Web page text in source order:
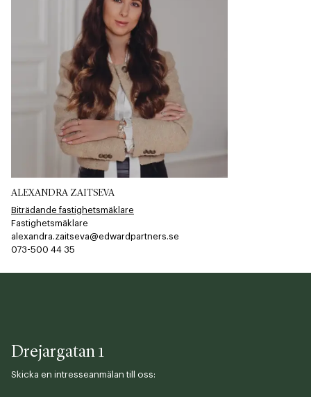
ALEXANDRA ZAITSEVA
Biträdande fastighetsmäklare
Fastighetsmäklare
alexandra.zaitseva@edwardpartners.se
073-500 44 35​​​​‌ ‍ ​‍​‍‌‍ ‌ ​‍‌‍‍‌‌‍‌ ‌‍‍‌‌‍ ‍​‍​‍​ ‍‍​‍​‍‌ ​ ‌‍​‌‌‍ ‍‌‍‍‌‌ ‌​‌ ‍‌​‍ ‍‌‍‍‌‌‍ ​‍​‍​‍ ​​‍​‍‌‍‍​‌ ​‍‌‍‌‌‌‍‌‍​‍​‍​ ‍‍​‍​‍​‍ ‌ ​ ‌ ‌​‌ ‌‌‌‍‌​‌‍‍‌‌‍ ​‍ ‌‍‍‌‌‍ ‍‌ ‌​‌‍‌‌‌‍ ‍‌ ‌​​‍ ‌‍‌‌‌‍‌​‌‍‍‌‌ ‌​​‍ ‌‍ ‌‌‍ ‌‍‌​‌‍‌‌​ ‌‌ ​​‌ ​‍‌‍‌‌‌ ​ ‌‍‌‌‌‍ ‍‌ ‌​‌‍​‌‌ ‌​‌‍‍‌‌‍ ‌‍ ‍​ ‍ ‌‍‍‌‌‍‌​​ ‌‌​‍​‌​​‌‌​ ‍‌​‌‌​ ‌​​ ‌ ​ ‌‍​ ​‍​ ​‍​ ​‍​ ‌ ‌​​‍‌​​‌​ ​‌‌​​ ​ ‌​​ ​‍‌​​‌​ ​‌‌​​‍​ ​‍‌​​ ‌​‌‌‌​‌‌​ ‌​​ ‌‌‌​​‌​ ‌‍​ ​‌‌​​‌​ ​‍​ ‍‌​ ‌ ​ ​‌​ ​​​ ‍ ‌ ‌​‌ ‍‌‌ ​​‌‍‌‌​ ‌‌‍‌‌‌‍ ‌‌ ​​‌‍ ​‌‍ ‌ ‍‌‌‍‌‌‌‍‌‌​ ‍ ‌ ​​‌‍​‌‌ ‌​‌‍‍​​ ‌‌‍​ ‌ ​‍‌‍ ‌​‍ ‍‌‍​ ‌‍‌‌‌‍ ​‌‍ ​‌‌​​‌‍‍​‌‍ ‌‍ ‍‌‍‌‌​ ‌‍​‍‌‍​‌‌ ​ ‌‍‌‌‌‌‌‌‌ ​‍‌‍ ​​ ‌​‍‌‌​ ​‍‌​‌‍‌ ​ ‌ ‌​‌ ‌‌‌‍‌​‌‍‍‌‌‍ ​‍‌‍‌‍‍‌‌‍‌​​ ‌‌​‍​‌​​‌‌​ ‍‌​‌‌​ ‌​​ ‌ ​ ‌‍​ ​‍​ ​‍​ ​‍​ ‌ ‌​​‍‌​​‌​ ​‌‌​​ ​ ‌​​ ​‍‌​​‌​ ​‌‌​​‍​ ​‍‌​​ ‌​‌‌‌​‌‌​ ‌​​ ‌‌‌​​‌​ ‌‍​ ​‌‌​​‌​ ​‍​ ‍‌​ ‌ ​ ​‌​ ​​​‍‌‍‌ ‌​‌ ‍‌‌ ​​‌‍‌‌​ ‌‌‍‌‌‌‍ ‌‌ ​​‌‍ ​‌‍ ‌ ‍‌‌‍‌‌‌‍‌‌​‍‌‍‌ ​​‌‍​‌‌ ‌​‌‍‍​​ ‌‌‍​ ‌ ​‍‌‍ ‌​‍ ‍‌‍​ ‌‍‌‌‌‍ ​‌‍ ​‌‌​​‌‍‍​‌‍ ‌‍ ‍‌‍‌‌​‍‌‍‌‍‍‌‌ ​ ‌​‌​‌ ​‍‌‍​‌‌‍‌‍‌ ‌​​ ‌​‍​‍‌ ‌
Drejargatan 1
Skicka en intresseanmälan till oss: